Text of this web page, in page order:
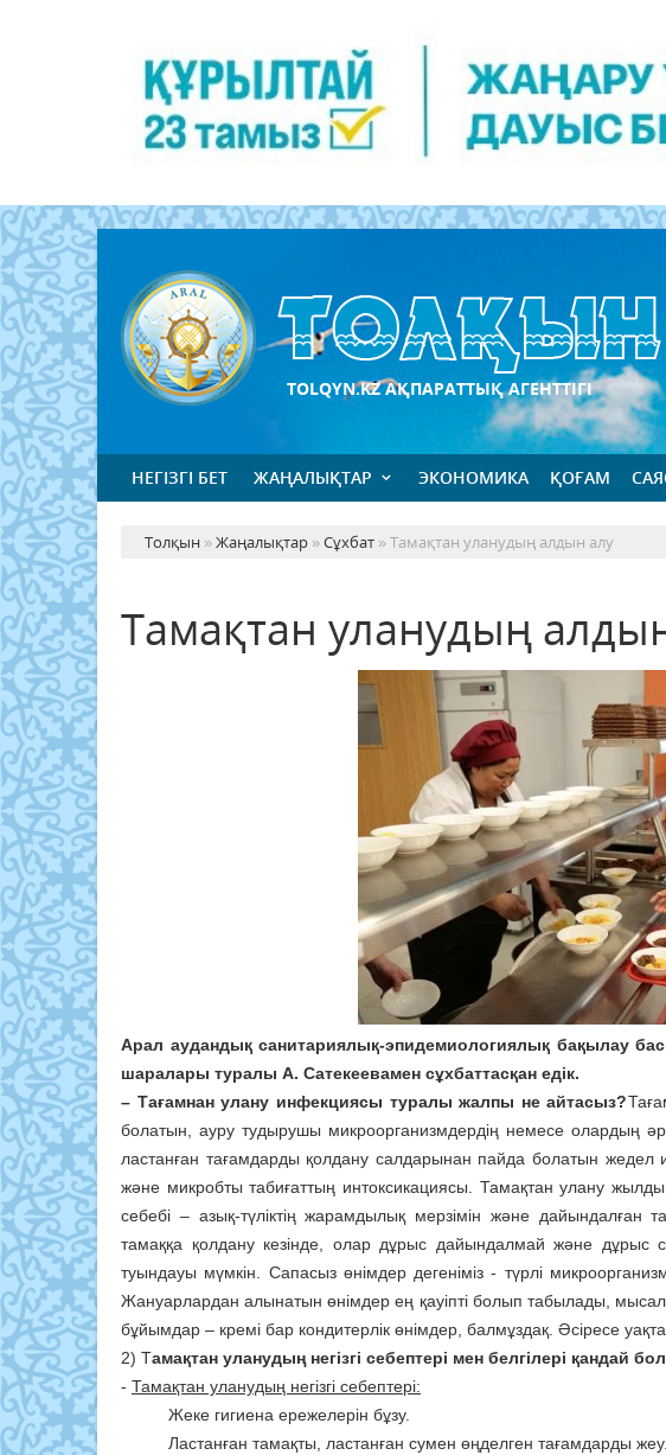
TOLQYN.KZ АҚПАРАТТЫҚ АГЕНТТІГІ
НЕГІЗГІ БЕТ ЖАҢАЛЫҚТАР ЭКОНОМИКА ҚОҒАМ
Толқын »Жаңалықтар »Сұхбат » Тамақтан уланудың алдын алу
Тамақтан уланудың
Арал аудандық санитариялық-эпидемиологиялық бақылау
шаралары туралы А. Сатекеевамен сұхбаттасқан едік.
– Тағамнан улану инфекциясы туралы жалпы не айтасыз?
болатын, ауру тудырушы микроорганизмдердің немесе олардың
ластанған тағамдарды қолдану салдарынан пайда болатын жедел
және микробты табиғаттың интоксикациясы. Тамақтан улану
себебі – азық-түліктің жарамдылық мерзімін және дайындалған
тамаққа қолдану кезінде, олар дұрыс дайындалмай және дұрыс
туындауы мүмкін. Сапасыз өнімдер дегеніміз - түрлі
Жануарлардан алынатын өнімдер ең қауіпті болып табылады,
бұйымдар – кремі бар кондитерлік өнімдер, балмұздақ. Әсіресе
2) Тамақтан уланудың негізгі себептері мен белгілері қандай
- Тамақтан уланудың негізгі себептері:
Жеке гигиена ережелерін бұзу.
Ластанған тамақты, ластанған сумен өңделген тағамдарды жеу.